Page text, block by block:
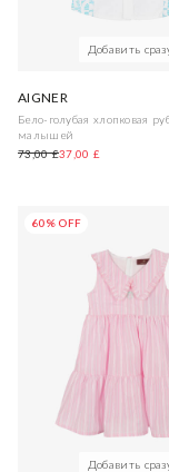
Добавить
AIGNER
Бело-голубая хлопковая
малышей
73,00 £37,00 £
60% OFF
Добавить